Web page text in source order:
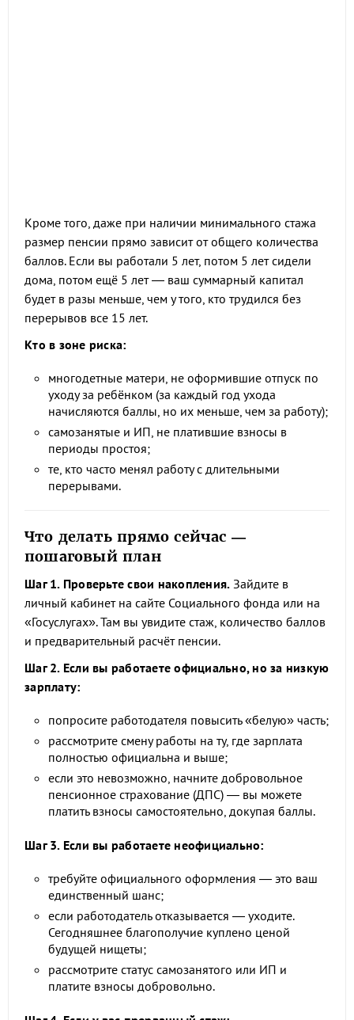
Кроме того, даже при наличии минимального стажа
размер пенсии прямо зависит от общего количества
баллов. Если вы работали 5 лет, потом 5 лет сидели
дома, потом ещё 5 лет — ваш суммарный капитал
будет в разы меньше, чем у того, кто трудился без
перерывов все 15 лет.
Кто в зоне риска:
многодетные матери, не оформившие отпуск по
уходу за ребёнком (за каждый год ухода
начисляются баллы, но их меньше, чем за работу);
самозанятые и ИП, не платившие взносы в
периоды простоя;
те, кто часто менял работу с длительными
перерывами.
Что делать прямо сейчас —
пошаговый план
Шаг 1. Проверьте свои накопления. Зайдите в
личный кабинет на сайте Социального фонда или на
«Госуслугах». Там вы увидите стаж, количество баллов
и предварительный расчёт пенсии.
Шаг 2. Если вы работаете официально, но за низкую
зарплату:
попросите работодателя повысить «белую» часть;
рассмотрите смену работы на ту, где зарплата
полностью официальна и выше;
если это невозможно, начните добровольное
пенсионное страхование (ДПС) — вы можете
платить взносы самостоятельно, докупая баллы.
Шаг 3. Если вы работаете неофициально:
требуйте официального оформления — это ваш
единственный шанс;
если работодатель отказывается — уходите.
Сегодняшнее благополучие куплено ценой
будущей нищеты;
рассмотрите статус самозанятого или ИП и
платите взносы добровольно.